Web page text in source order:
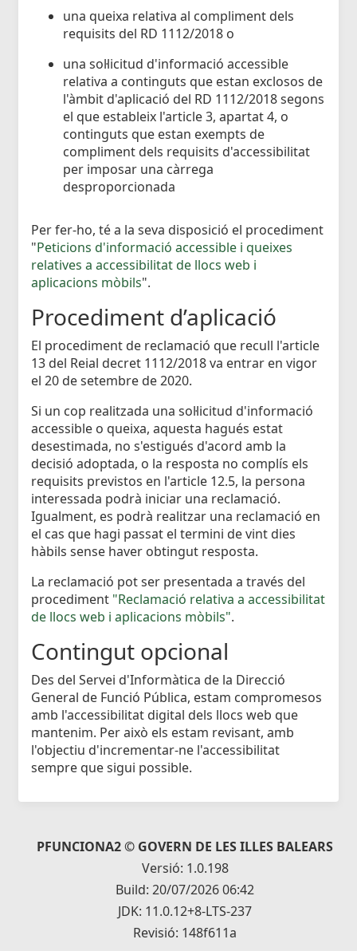
una queixa relativa al compliment dels
requisits del RD 1112/2018 o
una sol·licitud d'informació accessible
relativa a continguts que estan exclosos de
l'àmbit d'aplicació del RD 1112/2018 segons
el que estableix l'article 3, apartat 4, o
continguts que estan exempts de
compliment dels requisits d'accessibilitat
per imposar una càrrega
desproporcionada
Per fer-ho, té a la seva disposició el procediment
"Peticions d'informació accessible i queixes
relatives a accessibilitat de llocs web i
aplicacions mòbils".
Procediment d’aplicació
El procediment de reclamació que recull l'article
13 del Reial decret 1112/2018 va entrar en vigor
el 20 de setembre de 2020.
Si un cop realitzada una sol·licitud d'informació
accessible o queixa, aquesta hagués estat
desestimada, no s'estigués d'acord amb la
decisió adoptada, o la resposta no complís els
requisits previstos en l'article 12.5, la persona
interessada podrà iniciar una reclamació.
Igualment, es podrà realitzar una reclamació en
el cas que hagi passat el termini de vint dies
hàbils sense haver obtingut resposta.
La reclamació pot ser presentada a través del
procediment "Reclamació relativa a accessibilitat
de llocs web i aplicacions mòbils".
Contingut opcional
Des del Servei d'Informàtica de la Direcció
General de Funció Pública, estam compromesos
amb l'accessibilitat digital dels llocs web que
mantenim. Per això els estam revisant, amb
l'objectiu d'incrementar-ne l'accessibilitat
sempre que sigui possible.
PFUNCIONA2 © GOVERN DE LES ILLES BALEARS
Versió: 1.0.198
Build: 20/07/2026 06:42
JDK: 11.0.12+8-LTS-237
Revisió: 148f611a